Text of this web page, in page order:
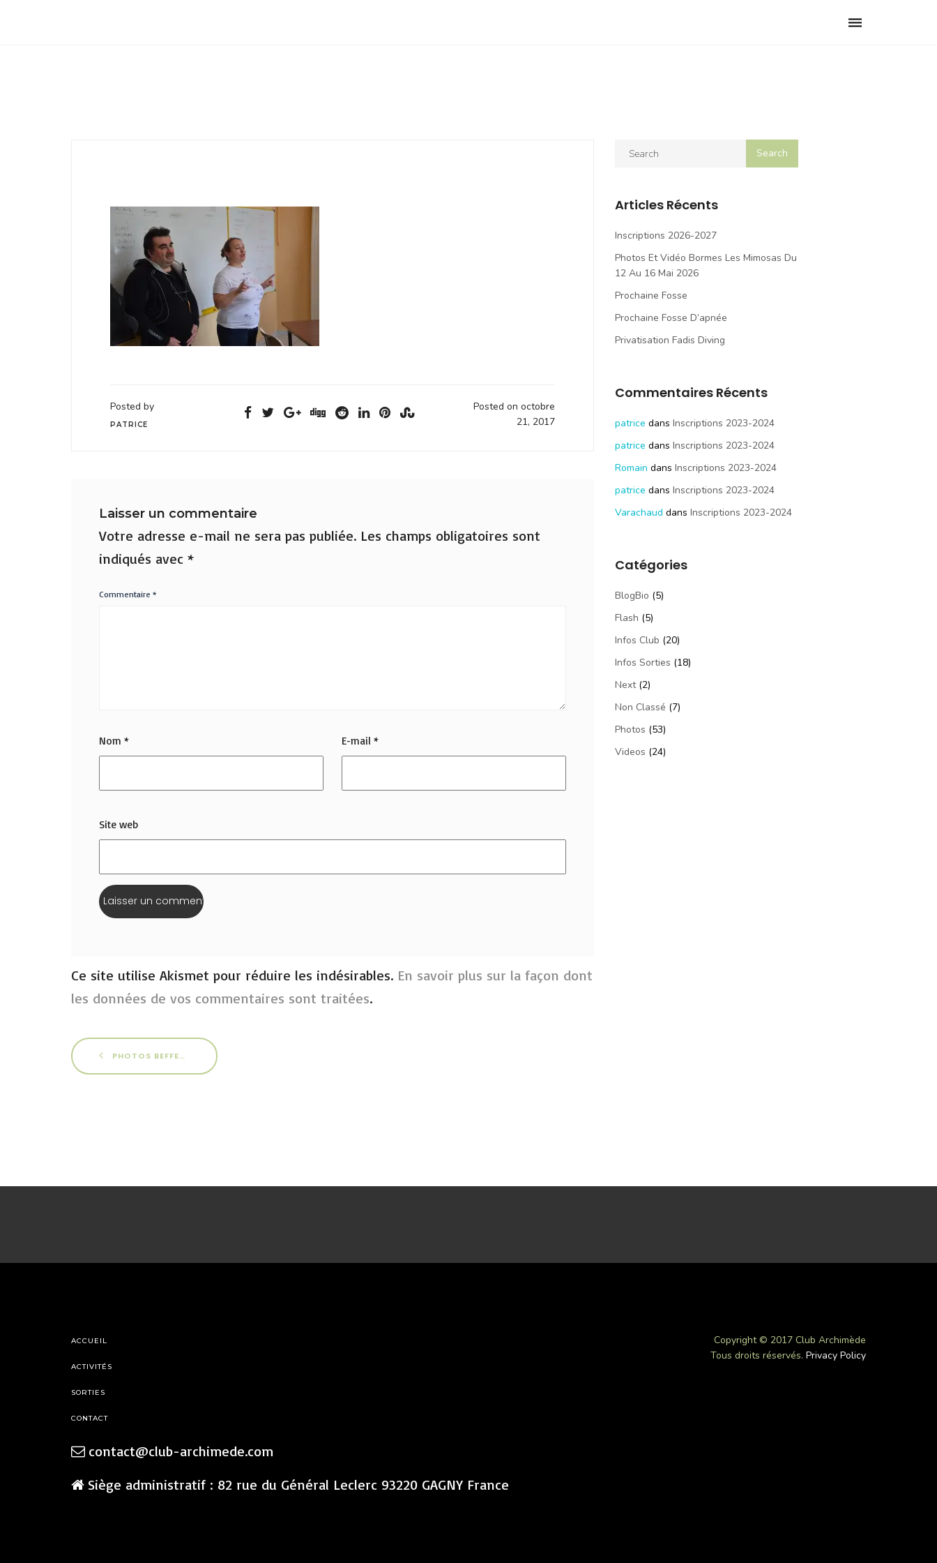
Toggle
Posted by
PATRICE
Posted on octobre
21, 2017
Laisser un commentaire
Votre adresse e-mail ne sera pas publiée. Les champs obligatoires sont
indiqués avec *
Commentaire *
Nom * E-mail*
Site web
Ce site utilise Akismet pour réduire les indésirables. En savoir plus sur la façon dont
les données de vos commentaires sont traitées.
PHOTOS BEFFES 2013
Articles Récents
Inscriptions 2026-2027
Photos Et Vidéo Bormes Les Mimosas Du
12 Au 16 Mai 2026
Prochaine Fosse
Prochaine Fosse D’apnée
Privatisation Fadis Diving
Commentaires Récents
patrice dans Inscriptions 2023-2024
patrice dans Inscriptions 2023-2024
Romain dans Inscriptions 2023-2024
patrice dans Inscriptions 2023-2024
Varachaud dans Inscriptions 2023-2024
Catégories
BlogBio (5)
Flash (5)
Infos Club (20)
Infos Sorties (18)
Next(2)
Non Classé (7)
Photos (53)
Videos (24)
ACCUEIL
ACTIVITÉS
SORTIES
CONTACT
contact@club-archimede.com
Siège administratif : 82 rue du Général Leclerc 93220 GAGNY France
Copyright © 2017 Club Archimède
Tous droits réservés. Privacy Policy